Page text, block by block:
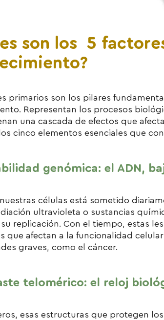
son los 5
primarios son los pilares
Representan los procesos
una cascada de efectos que
cinco elementos esenciales que
genómica: el ADN,
nuestras células está sometido
ultravioleta o sustancias
replicación. Con el tiempo, estas
que afectan a la funcionalidad
graves, como el cáncer.
telomérico: el reloj
esas estructuras que protegen